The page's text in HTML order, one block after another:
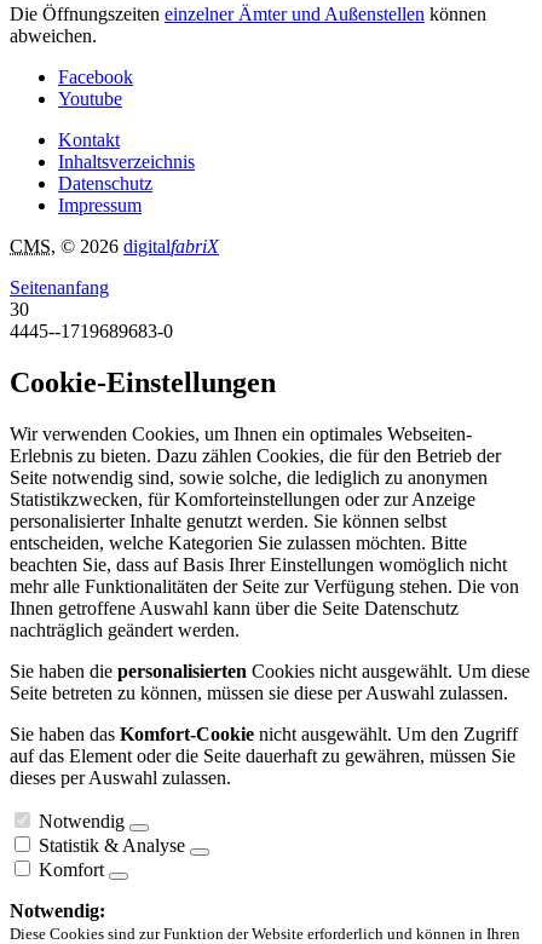
Die Öffnungszeiten einzelner Ämter und Außenstellen können
abweichen.
Facebook
Youtube
Kontakt
Inhaltsverzeichnis
Datenschutz
Impressum
CMS, © 2026 digitalfabriX
Seitenanfang
30
4445--1719689683-0
Cookie-Einstellungen
Wir verwenden Cookies, um Ihnen ein optimales Webseiten-
Erlebnis zu bieten. Dazu zählen Cookies, die für den Betrieb der
Seite notwendig sind, sowie solche, die lediglich zu anonymen
Statistikzwecken, für Komforteinstellungen oder zur Anzeige
personalisierter Inhalte genutzt werden. Sie können selbst
entscheiden, welche Kategorien Sie zulassen möchten. Bitte
beachten Sie, dass auf Basis Ihrer Einstellungen womöglich nicht
mehr alle Funktionalitäten der Seite zur Verfügung stehen. Die von
Ihnen getroffene Auswahl kann über die Seite Datenschutz
nachträglich geändert werden.
Sie haben die personalisierten Cookies nicht ausgewählt. Um diese
Seite betreten zu können, müssen sie diese per Auswahl zulassen.
Sie haben das Komfort-Cookie nicht ausgewählt. Um den Zugriff
auf das Element oder die Seite dauerhaft zu gewähren, müssen Sie
dieses per Auswahl zulassen.
Notwendig
Statistik & Analyse
Komfort
Notwendig:
Diese Cookies sind zur Funktion der Website erforderlich und können in Ihren